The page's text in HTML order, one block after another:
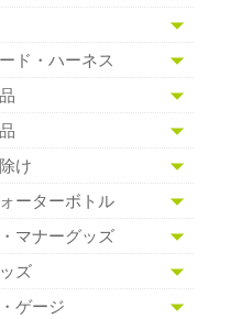
ド・ハーネス
け
ーターボトル
マナーグッズ
ズ
ゲージ